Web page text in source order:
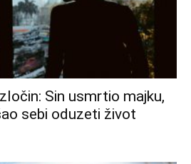
Sin usmrtio majku,
sebi oduzeti život